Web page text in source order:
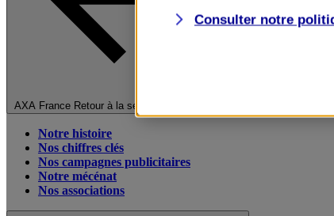
AXA France Retour à la section précédente
Notre histoire
Nos chiffres clés
Nos campagnes publicitaires
Notre mécénat
Nos associations
Consulter notre